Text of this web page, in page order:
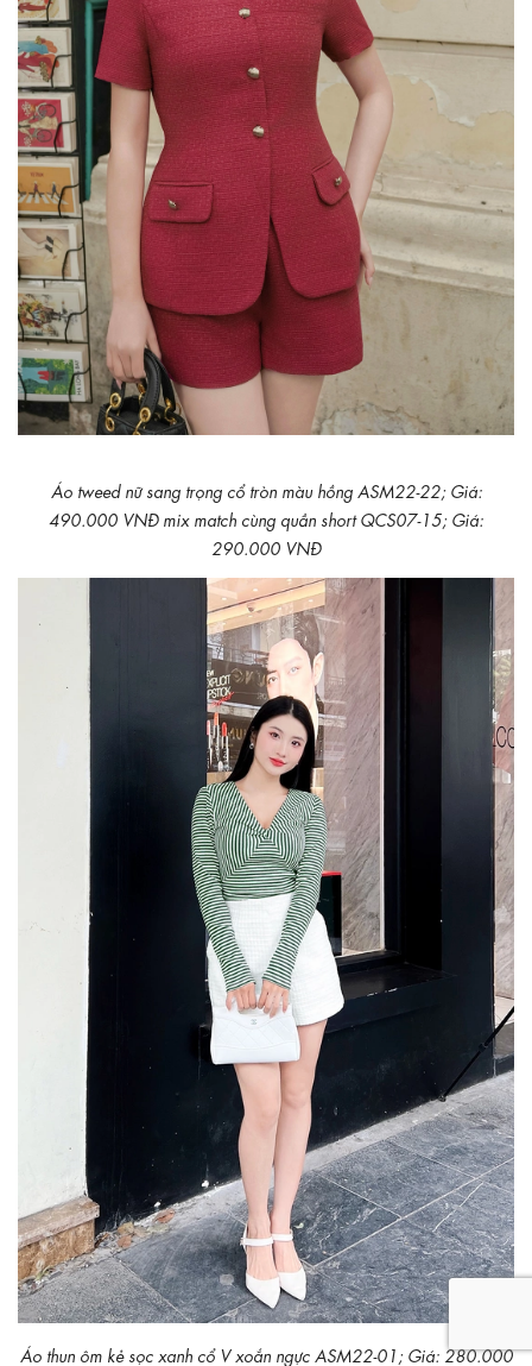
Áo tweed nữ sang trọng cổ tròn màu hồng ASM22-22; Giá:
490.000 VNĐ mix match cùng quần short QCS07-15; Giá:
290.000 VNĐ
Áo thun ôm kẻ sọc xanh cổ V xoắn ngực ASM22-01; Giá: 280.000